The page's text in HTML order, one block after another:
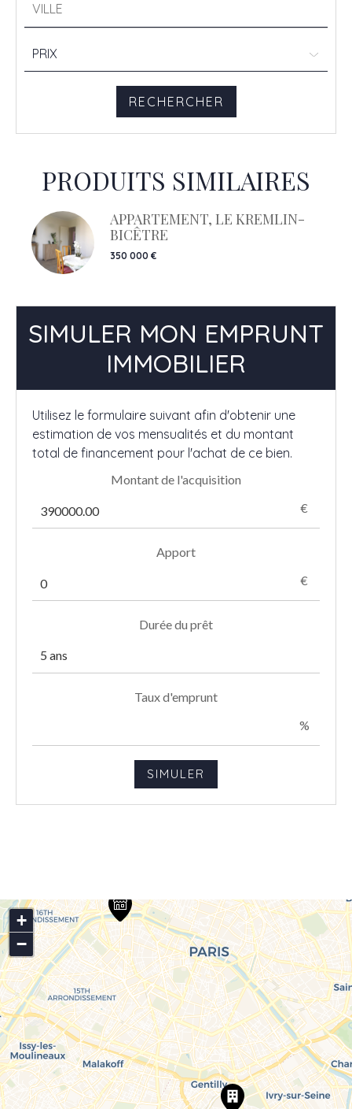
PRODUITS SIMILAIRES
APPARTEMENT, LE KREMLIN-
BICÊTRE
350 000 €
SIMULER MON EMPRUNT
IMMOBILIER
Utilisez le formulaire suivant afin d'obtenir une
estimation de vos mensualités et du montant
total de financement pour l'achat de ce bien.
Montant de l'acquisition
€
Apport
€
Durée du prêt
Taux d'emprunt
%
+
−